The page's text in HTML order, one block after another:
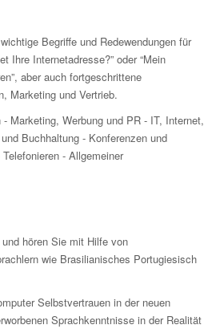
Begriffe und Redewendungen für
Ihre Internetadresse?” oder “Mein
aber auch fortgeschrittene
Marketing und Vertrieb.
Marketing, Werbung und PR - IT, Internet,
Buchhaltung - Konferenzen und
- Allgemeiner
hören Sie mit Hilfe von
wie Brasilianisches Portugiesisch
Selbstvertrauen in der neuen
Sprachkenntnisse in der Realität